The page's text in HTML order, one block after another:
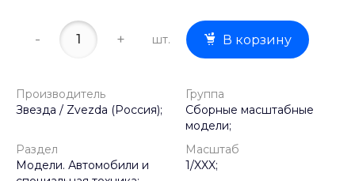
- + шт. В корзину
Производитель
Звезда / Zvezda (Россия);
Группа
Сборные масштабные
модели;
Раздел
Модели. Автомобили и
Масштаб
1/XXX;